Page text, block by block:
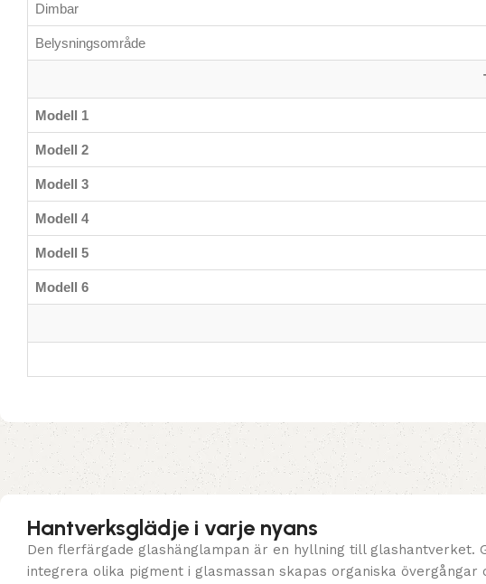
Dimbar
Belysningsområde
Modell 1
Modell 2
Modell 3
Modell 4
Modell 5
Modell 6
Hantverksglädje i varje nyans
Den flerfärgade glashänglampan är en hyllning till glashantverket.
integrera olika pigment i glasmassan skapas organiska övergångar